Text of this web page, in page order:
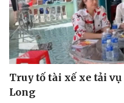
Truy tố tài xế xe tải
Long